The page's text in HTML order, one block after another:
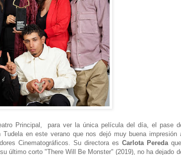
Principal, para ver la única película del día, el pase
en este verano que nos dejó muy buena impresión
Cinematográficos. Su directora es Carlota Pereda
último corto "There Will Be Monster" (2019), no ha dejado